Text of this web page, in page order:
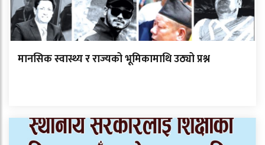
मानसिक स्वास्थ्य र राज्यको भूमिकामाथि उठ्यो प्रश्न